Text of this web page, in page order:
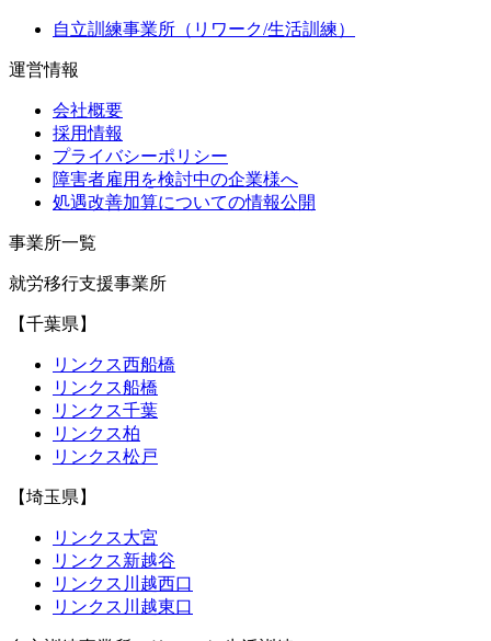
自立訓練事業所（リワーク/生活訓練）
運営情報
会社概要
採用情報
プライバシーポリシー
障害者雇用を検討中の企業様へ
処遇改善加算についての情報公開
事業所一覧
就労移行支援事業所
【千葉県】
リンクス西船橋
リンクス船橋
リンクス千葉
リンクス柏
リンクス松戸
【埼玉県】
リンクス大宮
リンクス新越谷
リンクス川越西口
リンクス川越東口